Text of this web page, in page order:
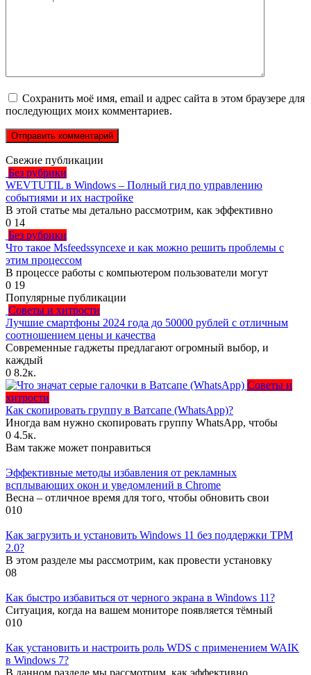
Сохранить моё имя, email и адрес сайта в этом браузере для
последующих моих комментариев.
Свежие публикации
Без рубрики
WEVTUTIL в Windows – Полный гид по управлению
событиями и их настройке
В этой статье мы детально рассмотрим, как эффективно
0 14
Без рубрики
Что такое Msfeedssyncexe и как можно решить проблемы с
этим процессом
В процессе работы с компьютером пользователи могут
0 19
Популярные публикации
Советы и хитрости
Лучшие смартфоны 2024 года до 50000 рублей с отличным
соотношением цены и качества
Современные гаджеты предлагают огромный выбор, и
каждый
0 8.2к.
Советы и
хитрости
Как скопировать группу в Ватсапе (WhatsApp)?
Иногда вам нужно скопировать группу WhatsApp, чтобы
0 4.5к.
Вам также может понравиться
Эффективные методы избавления от рекламных
всплывающих окон и уведомлений в Chrome
Весна – отличное время для того, чтобы обновить свои
010
Как загрузить и установить Windows 11 без поддержки TPM
2.0?
В этом разделе мы рассмотрим, как провести установку
08
Как быстро избавиться от черного экрана в Windows 11?
Ситуация, когда на вашем мониторе появляется тёмный
010
Как установить и настроить роль WDS с применением WAIK
в Windows 7?
В данном разделе мы рассмотрим, как эффективно